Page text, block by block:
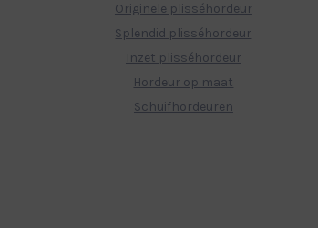
Originele plisséhordeur
Splendid plisséhordeur
Inzet plisséhordeur
Hordeur op maat
Schuifhordeuren